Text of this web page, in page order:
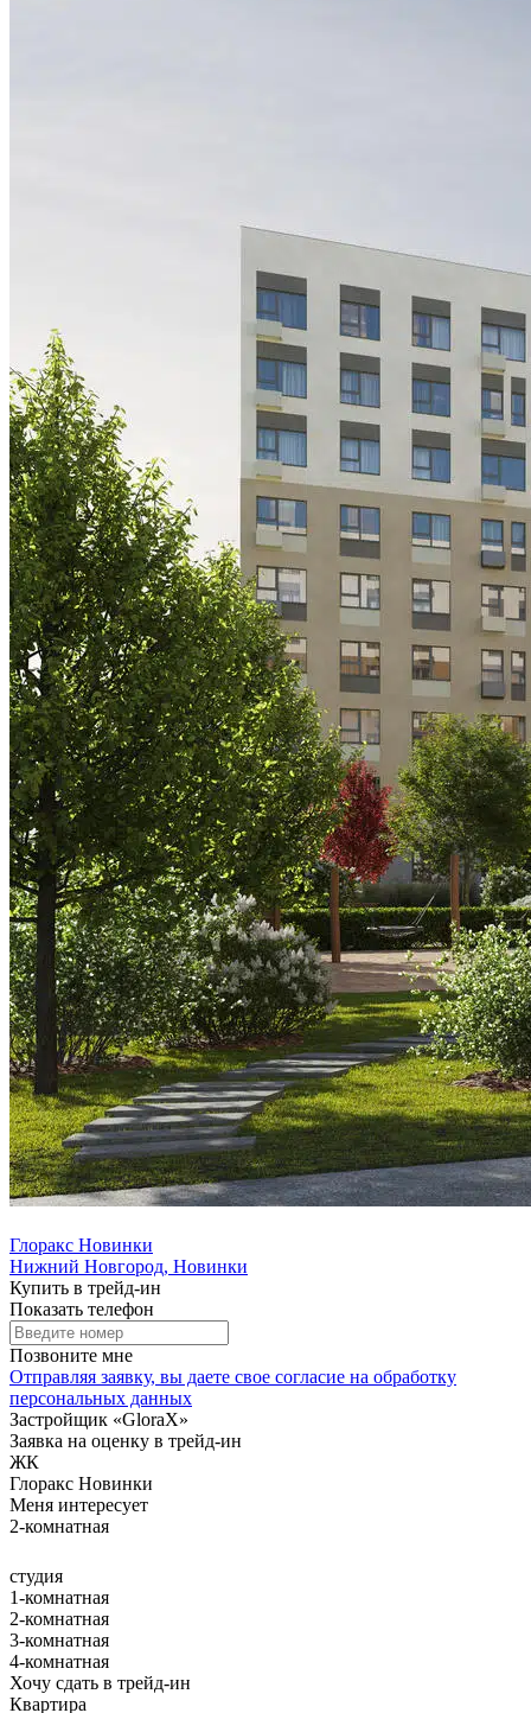
Глоракс Новинки
Нижний Новгород, Новинки
Купить в трейд-ин
Показать телефон
Позвоните мне
Отправляя заявку, вы даете свое согласие на обработку
персональных данных
Застройщик «GloraX»
Заявка на оценку в трейд-ин
ЖК
Глоракс Новинки
Меня интересует
2-комнатная
студия
1-комнатная
2-комнатная
3-комнатная
4-комнатная
Хочу сдать в трейд-ин
Квартира